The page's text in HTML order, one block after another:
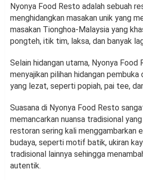
Nyonya Food Resto adalah sebuah
menghidangkan masakan unik yang
masakan Tionghoa-Malaysia yang
pongteh, itik tim, laksa, dan banyak
Selain hidangan utama, Nyonya Food
menyajikan pilihan hidangan
yang lezat, seperti popiah, pai tee,
Suasana di Nyonya Food Resto
memancarkan nuansa tradisional
restoran sering kali menggambarkan
budaya, seperti motif batik, ukiran
tradisional lainnya sehingga
autentik.